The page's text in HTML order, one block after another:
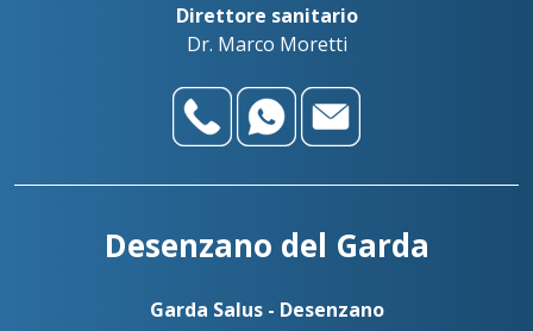
Direttore sanitario
Dr. Marco Moretti
Desenzano del Garda
Garda Salus - Desenzano